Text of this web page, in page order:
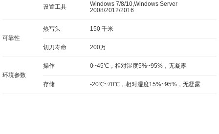
设置工具
Windows 7/8/10,Windows Server
2008/2012/2016
可靠性
热写头 150 千米
切刀寿命 200万
环境参数
操作 0~45℃，相对湿度5%~95%，无凝露
存储 -20℃~70℃，相对湿度15%~95%，无凝露